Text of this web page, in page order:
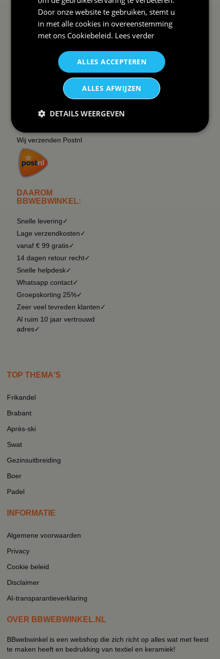
SERVICE EN INFO
Veel gestelde vragen
Wij verzenden Postnl
DAAROM
BBWEBWINKEL:
Snelle levering✓
Lage verzendkosten✓
vanaf € 99 gratis✓
14 dagen retour recht✓
Snelle helpdesk✓
Whatsapp contact✓
Groepskorting 25%✓
Zeer veel tevreden klanten✓
Al ruim 10 jaar vertrouwd
adres✓
OVERZICHT
Overzicht thema's
Overzicht rubrieken
Wat vinden klanten van ons
TOP THEMA'S
Frikandel
Brabant
Après-ski
Swat
Gezinsuitbreiding
Boer
Padel
INFORMATIE
Algemene voorwaarden
Privacy
Cookie beleid
Disclaimer
AI-transparantieverklaring
OVER BBWEBWINKEL.NL
BBwebwinkel is een webshop die zich richt op alles wat met feest
te maken heeft en bedrukking van textiel en keramiek!
Door onze website te gebruiken, stemt u
in met alle cookies in overeenstemming
met ons Cookiebeleid. Lees verder
ALLES ACCEPTEREN
ALLES AFWIJZEN
DETAILS WEERGEVEN